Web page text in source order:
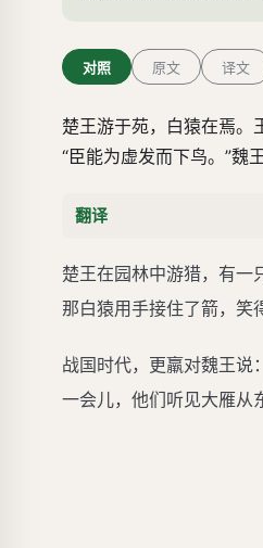
对照 原文 译文
楚王游于苑，白猿在焉。
“臣能为虚发而下鸟。”魏
翻译
楚王在园林中游猎，有一
那白猿用手接住了箭，笑
战国时代，更羸对魏王说
一会儿，他们听见大雁从